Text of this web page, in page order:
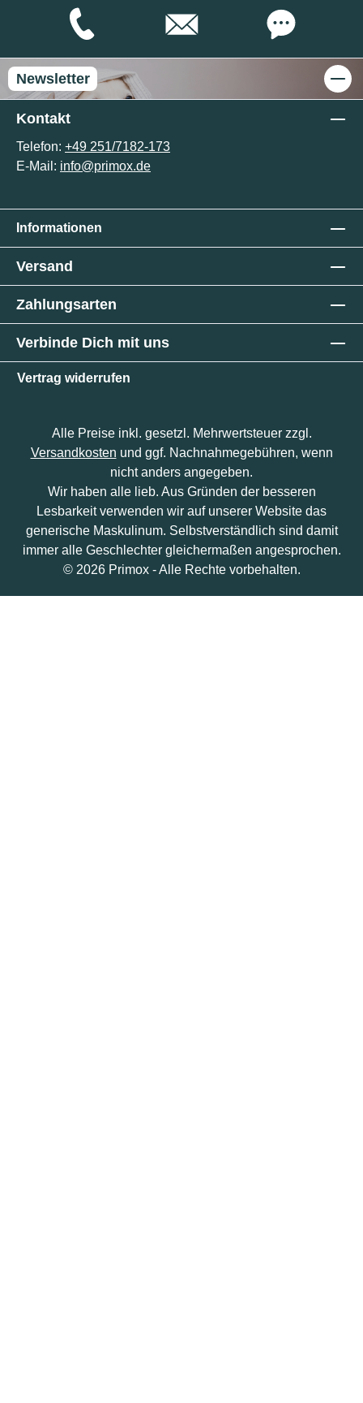
Newsletter
Kontakt
Telefon: +49 251/7182-173
E-Mail: info@primox.de
Informationen
Versand
Zahlungsarten
Verbinde Dich mit uns
Vertrag widerrufen
Alle Preise inkl. gesetzl. Mehrwertsteuer zzgl.
Versandkosten und ggf. Nachnahmegebühren, wenn
nicht anders angegeben.
Wir haben alle lieb. Aus Gründen der besseren
Lesbarkeit verwenden wir auf unserer Website das
generische Maskulinum. Selbstverständlich sind damit
immer alle Geschlechter gleichermaßen angesprochen.
© 2026 Primox - Alle Rechte vorbehalten.